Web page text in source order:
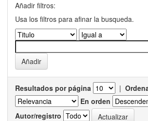
Añadir filtros:
Usa los filtros para afinar la busqueda.
Resultados por página |
En orden
Autor/registro